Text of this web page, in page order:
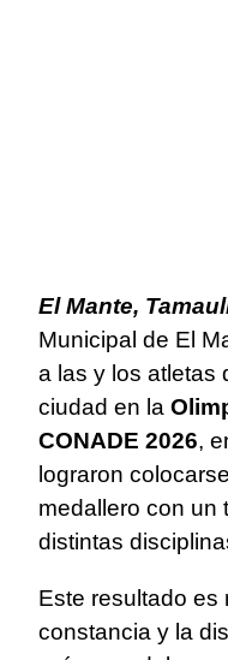
El Mante,
Municipal de El
a las y los atletas
ciudad en la
CONADE 2026,
lograron
medallero con un
distintas
Este resultado es
constancia y la